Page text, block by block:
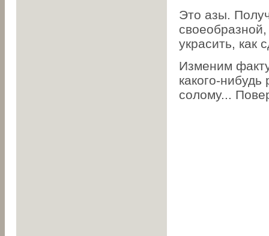
Это азы.
украсить, как
Изменим
какого-
солому...